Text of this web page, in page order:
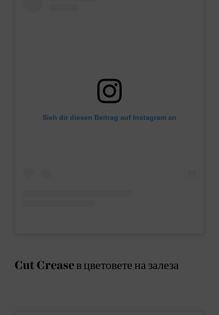
Sieh dir diesen Beitrag auf Instagram an
Cut Crease в цветовете на залеза